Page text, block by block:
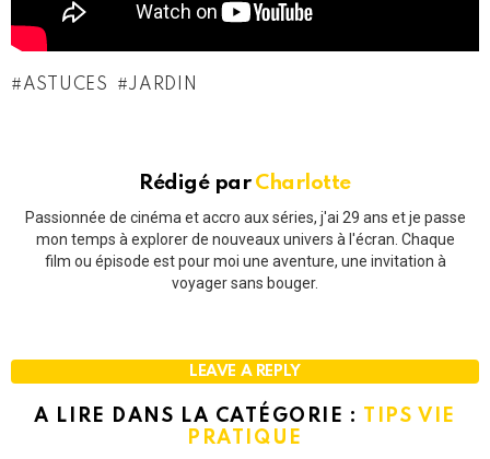
ASTUCES JARDIN
Rédigé par Charlotte
Passionnée de cinéma et accro aux séries, j'ai 29 ans et je passe
mon temps à explorer de nouveaux univers à l'écran. Chaque
film ou épisode est pour moi une aventure, une invitation à
voyager sans bouger.
LEAVE A REPLY
A LIRE DANS LA CATÉGORIE : TIPS VIE
PRATIQUE